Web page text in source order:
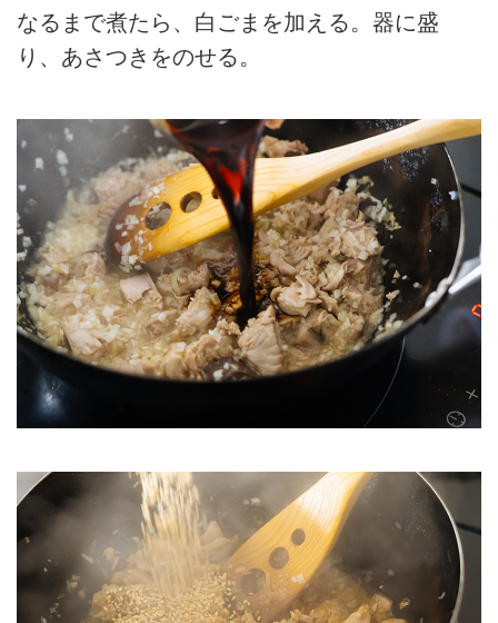
なるまで煮たら、白ごまを加える。器に盛
り、あさつきをのせる。